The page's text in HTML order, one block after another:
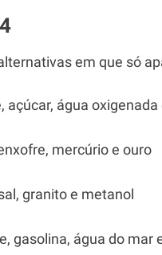
em que só
açúcar, água oxigenada
mercúrio e ouro
granito e metanol
gasolina, água do mar